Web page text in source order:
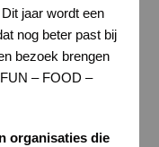
jaar wordt een
nog beter past bij
bezoek brengen
– FOOD –
organisaties die